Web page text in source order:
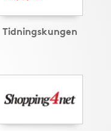
Tidningskungen